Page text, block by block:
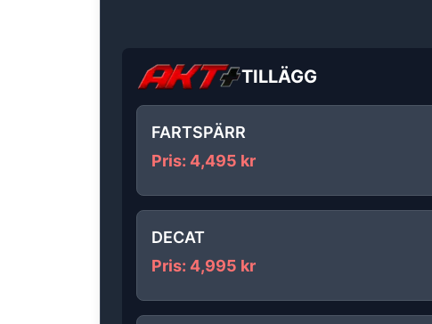
TILLÄGG
FARTSPÄRR
Pris: 4,495 kr
DECAT
Pris: 4,995 kr